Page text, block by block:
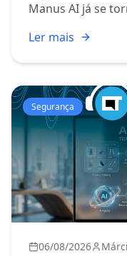
Manus AI já se
de trabalho. O
você recebe um
Ler mais
Segurança
06/08/2026